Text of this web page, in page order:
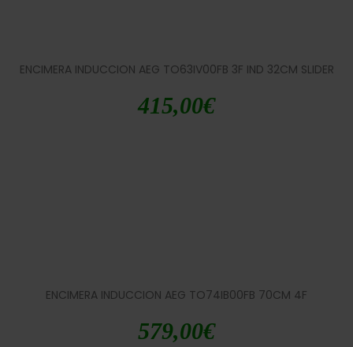
ENCIMERA INDUCCION AEG TO63IV00FB 3F IND 32CM SLIDER
415,00€
ENCIMERA INDUCCION AEG TO74IB00FB 70CM 4F
579,00€